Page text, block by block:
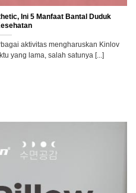
Ini 5 Manfaat Bantal Duduk
aktivitas mengharuskan Kinlov
yang lama, salah satunya [...]